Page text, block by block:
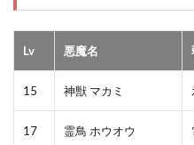
Lv 悪魔名
15 神獣 マカミ
17 霊鳥 ホウオウ